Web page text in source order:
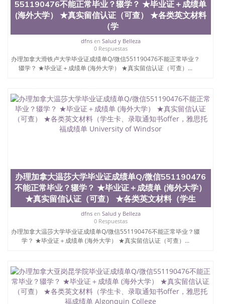
551190476不能正常毕业？辍学？ ★毕业证＋成绩单
(海外大学） ★真实留信认证（可查） ★各类英文材料
（学
dfnsen Salud y Belleza
0 Respuestas
办理加拿大滑铁卢大学毕业证成绩单Q/微信551190476不能正常毕业？
辍学？ ★毕业证＋成绩单 (海外大学） ★真实留信认证（可查）...
办理加拿大温莎大学毕业证成绩单Q/微信551190476
不能正常毕业？辍学？ ★毕业证＋成绩单 (海外大学）
★真实留信认证（可查） ★各类英文材料（学生
dfnsen Salud y Belleza
0 Respuestas
办理加拿大温莎大学毕业证成绩单Q/微信551190476不能正常毕业？辍
学？ ★毕业证＋成绩单 (海外大学） ★真实留信认证（可查）...